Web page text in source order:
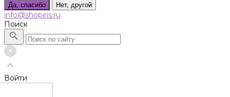
Да, спасибо Нет, другой
info@shopiris.ru
Поиск
Войти